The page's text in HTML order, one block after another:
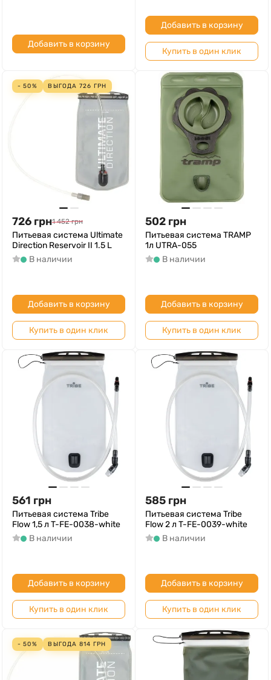
Добавить в корзину
Добавить в корзину
Купить в один клик
- 50% ВЫГОДА 726 ГРН
726 грн1 452 грн
Питьевая система Ultimate
Direction Reservoir II 1.5 L
В наличии
Добавить в корзину
Купить в один клик
502 грн
Питьевая система TRAMP
1л UTRA-055
В наличии
Добавить в корзину
Купить в один клик
561 грн
Питьевая система Tribe
Flow 1,5 л T-FE-0038-white
В наличии
Добавить в корзину
Купить в один клик
585 грн
Питьевая система Tribe
Flow 2 л T-FE-0039-white
В наличии
Добавить в корзину
Купить в один клик
- 50% ВЫГОДА 814 ГРН